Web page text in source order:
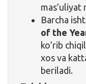
mas’uliyat
Barcha
of the
ko’rib
xos va
beriladi.